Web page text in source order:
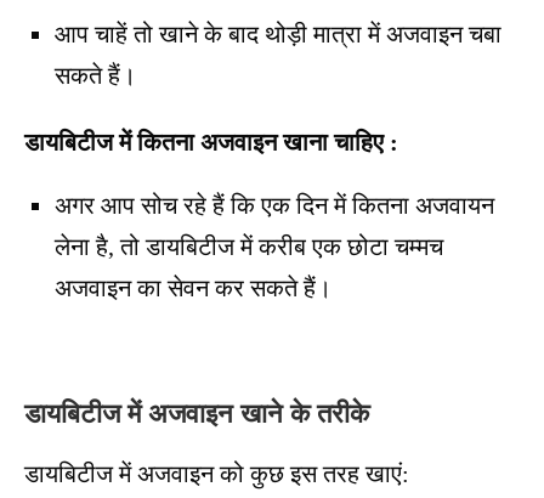
आप चाहें तो खाने के बाद थोड़ी मात्रा में अजवाइन चबा
सकते हैं।
डायबिटीज में कितना अजवाइन खाना चाहिए :
अगर आप सोच रहे हैं कि एक दिन में कितना अजवायन
लेना है, तो डायबिटीज में करीब एक छोटा चम्मच
अजवाइन का सेवन कर सकते हैं।
डायबिटीज में अजवाइन खाने के तरीके
डायबिटीज में अजवाइन को कुछ इस तरह खाएं: